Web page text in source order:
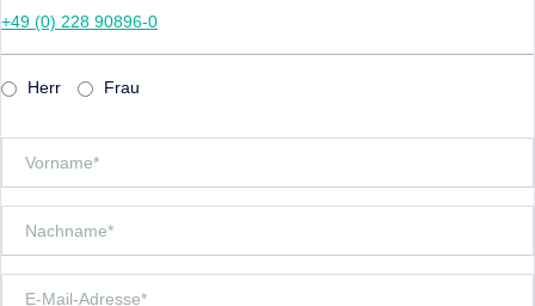
+49 (0) 228 90896-0
Herr Frau